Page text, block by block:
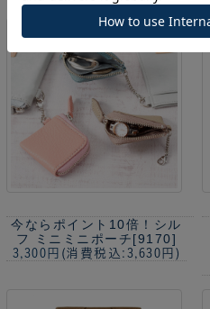
今ならポイント10倍！
シル
フ ミニミニポーチ[9170]
3,300円 (消費税込:3,630円)